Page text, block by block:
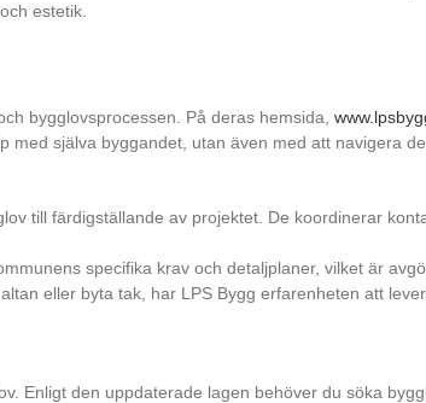
estetik.
bygglovsprocessen. På deras hemsida,
med själva byggandet, utan även med att navigera
till färdigställande av projektet. De koordinerar
specifika krav och detaljplaner, vilket är
eller byta tak, har LPS Bygg erfarenheten att
Enligt den uppdaterade lagen behöver du söka